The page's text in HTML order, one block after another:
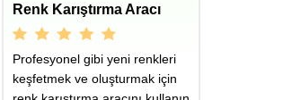
Renk Karıştırma Aracı
Profesyonel gibi yeni renkleri
keşfetmek ve oluşturmak için